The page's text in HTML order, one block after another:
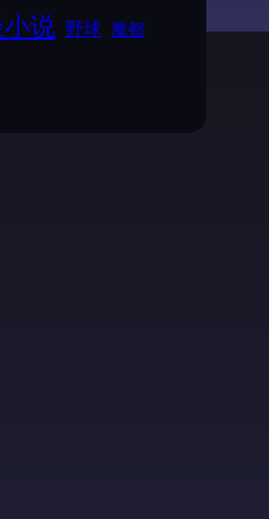
说 野球 魔都